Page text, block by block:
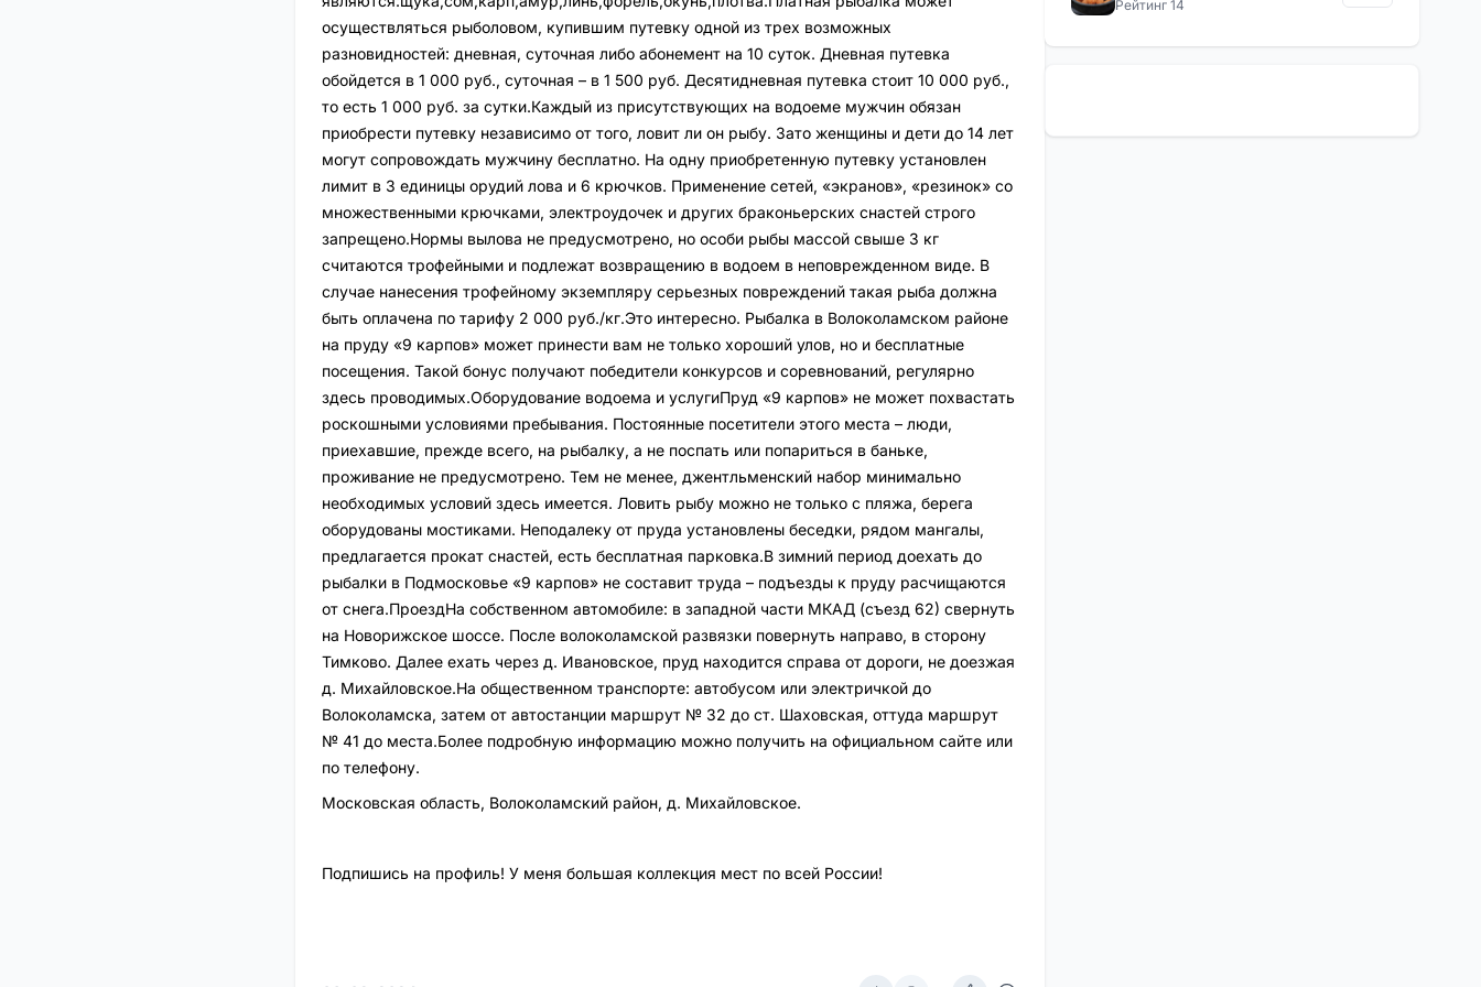
осуществляться рыболовом, купившим путевку одной из трех возможных
разновидностей: дневная, суточная либо абонемент на 10 суток. Дневная путевка
обойдется в 1 000 руб., суточная – в 1 500 руб. Десятидневная путевка стоит 10 000 руб.,
то есть 1 000 руб. за сутки.Каждый из присутствующих на водоеме мужчин обязан
приобрести путевку независимо от того, ловит ли он рыбу. Зато женщины и дети до 14 лет
могут сопровождать мужчину бесплатно. На одну приобретенную путевку установлен
лимит в 3 единицы орудий лова и 6 крючков. Применение сетей, «экранов», «резинок» со
множественными крючками, электроудочек и других браконьерских снастей строго
запрещено.Нормы вылова не предусмотрено, но особи рыбы массой свыше 3 кг
считаются трофейными и подлежат возвращению в водоем в неповрежденном виде. В
случае нанесения трофейному экземпляру серьезных повреждений такая рыба должна
быть оплачена по тарифу 2 000 руб./кг.Это интересно. Рыбалка в Волоколамском районе
на пруду «9 карпов» может принести вам не только хороший улов, но и бесплатные
посещения. Такой бонус получают победители конкурсов и соревнований, регулярно
здесь проводимых.Оборудование водоема и услугиПруд «9 карпов» не может похвастать
роскошными условиями пребывания. Постоянные посетители этого места – люди,
приехавшие, прежде всего, на рыбалку, а не поспать или попариться в баньке,
проживание не предусмотрено. Тем не менее, джентльменский набор минимально
необходимых условий здесь имеется. Ловить рыбу можно не только с пляжа, берега
оборудованы мостиками. Неподалеку от пруда установлены беседки, рядом мангалы,
предлагается прокат снастей, есть бесплатная парковка.В зимний период доехать до
рыбалки в Подмосковье «9 карпов» не составит труда – подъезды к пруду расчищаются
от снега.ПроездНа собственном автомобиле: в западной части МКАД (съезд 62) свернуть
на Новорижское шоссе. После волоколамской развязки повернуть направо, в сторону
Тимково. Далее ехать через д. Ивановское, пруд находится справа от дороги, не доезжая
д. Михайловское.На общественном транспорте: автобусом или электричкой до
Волоколамска, затем от автостанции маршрут № 32 до ст. Шаховская, оттуда маршрут
№ 41 до места.Более подробную информацию можно получить на официальном сайте или
по телефону.
Московская область, Волоколамский район, д. Михайловское.
Подпишись на профиль! У меня большая коллекция мест по всей России!
Рейтинг 14